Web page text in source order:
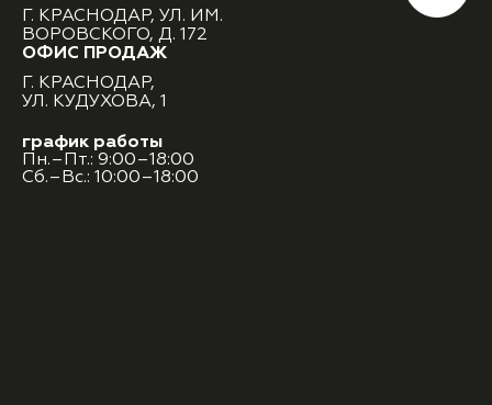
Г. КРАСНОДАР, УЛ. ИМ.
ВОРОВСКОГО, Д. 172
ОФИС ПРОДАЖ
Г. КРАСНОДАР,
УЛ. КУДУХОВА, 1
график работы
Пн.–Пт.: 9:00–18:00
Сб.–Вс.: 10:00–18:00